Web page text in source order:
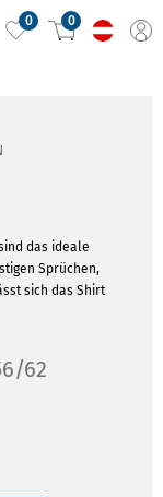
0 0
das ideale
Sprüchen,
sich das Shirt
62